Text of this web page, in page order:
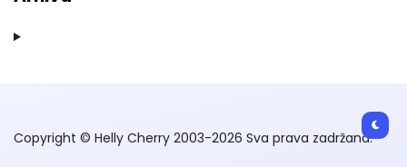
Copyright © Helly Cherry 2003-2026 Sva prava zadržana.